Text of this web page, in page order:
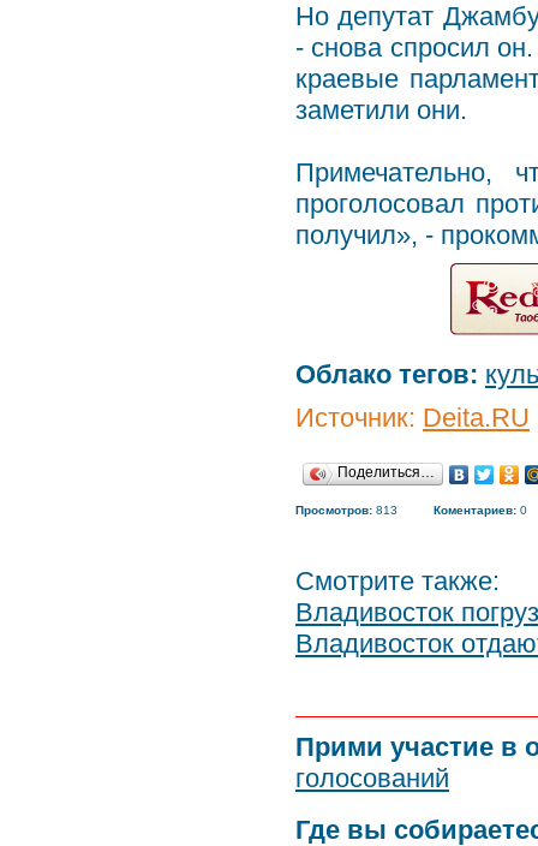
Но депутат
- снова спросил
краевые
заметили они.
Примечательно,
проголосовал
получил», -
Облако тегов:
Источник: Deita.RU
Поделиться…
Просмотров: 813 Коментариев: 0
Смотрите также:
Владивосток
Владивосток
Прими участие в
голосований
Где вы